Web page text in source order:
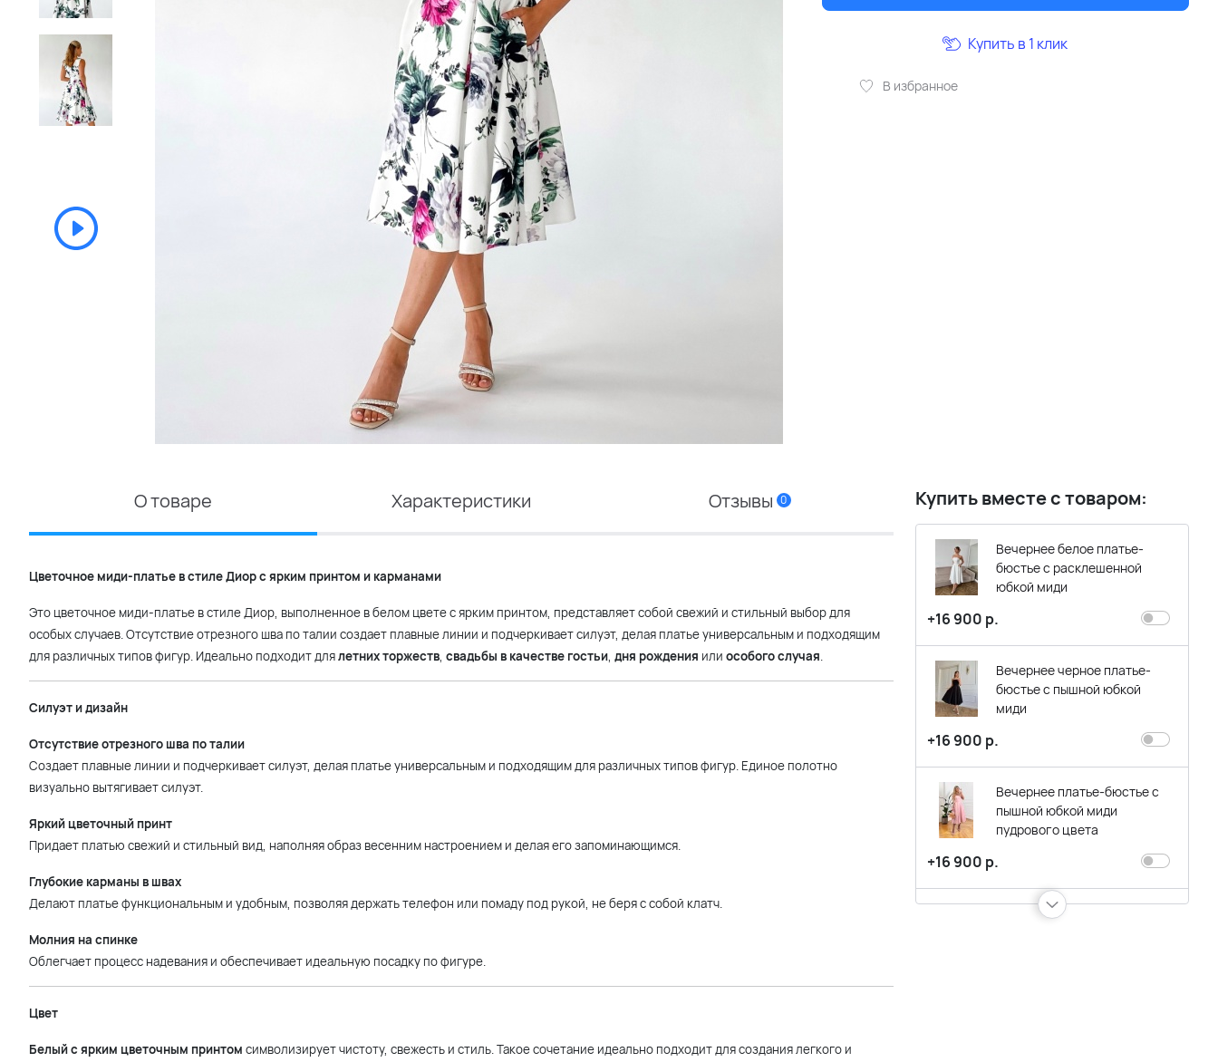
В избранное
Купить в 1 клик
Купить вместе с товаром:
Вечернее белое платье-
бюстье с расклешенной
юбкой миди
+16 900 р.
Вечернее черное платье-
бюстье с пышной юбкой
миди
+16 900 р.
Вечернее платье-бюстье с
пышной юбкой миди
пудрового цвета
+16 900 р.
Белое вечернее платье миди
О товаре Характеристики Отзывы 0
Цветочное миди-платье в стиле Диор с ярким принтом и карманами
Это цветочное миди-платье в стиле Диор, выполненное в белом цвете с ярким принтом, представляет собой свежий и стильный выбор для
особых случаев. Отсутствие отрезного шва по талии создает плавные линии и подчеркивает силуэт, делая платье универсальным и подходящим
для различных типов фигур. Идеально подходит длялетних торжеств, свадьбы в качестве гостьи, дня рождения или особого случая.
Силуэт и дизайн
Отсутствие отрезного шва по талии
Создает плавные линии и подчеркивает силуэт, делая платье универсальным и подходящим для различных типов фигур. Единое полотно
визуально вытягивает силуэт.
Яркий цветочный принт
Придает платью свежий и стильный вид, наполняя образ весенним настроением и делая его запоминающимся.
Глубокие карманы в швах
Делают платье функциональным и удобным, позволяя держать телефон или помаду под рукой, не беря с собой клатч.
Молния на спинке
Облегчает процесс надевания и обеспечивает идеальную посадку по фигуре.
Цвет
Белый с ярким цветочным принтом символизирует чистоту, свежесть и стиль. Такое сочетание идеально подходит для создания легкого и